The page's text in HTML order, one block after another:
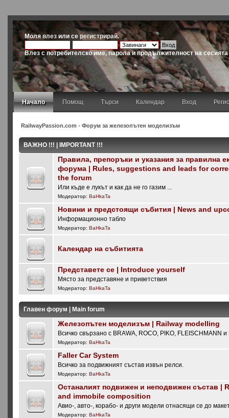
Молявлез или серегистрирай.
Влез с потребителско име, парола и продължителност на сесията
Начало Помощ Търси Календар Вход
RailwayPassion.com - Форум за железопътен моделизъм
ВАЖНО !!! | IMPORTANT !!!
Правила, препоръки и указания за правилна
форума | Rules, suggestions and leads for
the forum
Или къде е лукът и как да не го газим ...
Модератор:BaHkaTa
Новини и предстоящи събития | News and
Информационно табло
Модератор:BaHkaTa
Календар на събитията
Представете се | Introduce yourself
Място за представяне и приветствия
Модератор:BaHkaTa
Главен форум | Main forum
Железопътен моделизъм | Railway modelling
Всичко свързано с BRAWA, ROCO, PIKO, FLEISCHMANN и
Модератор:BaHkaTa
Faller Car System
Всичко за подвижният състав извън релси.
Модератор:BaHkaTa
Останалият подвижен и неподвижен състав |
and immobile composition
Авио-, авто-, корабо- и други модели отнасящи се до
Модератор:BaHkaTa